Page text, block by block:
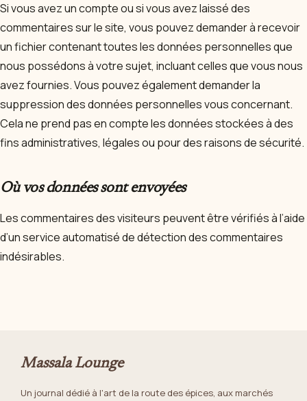
Si vous avez un compte ou si vous avez laissé des
commentaires sur le site, vous pouvez demander à recevoir
un fichier contenant toutes les données personnelles que
nous possédons à votre sujet, incluant celles que vous nous
avez fournies. Vous pouvez également demander la
suppression des données personnelles vous concernant.
Cela ne prend pas en compte les données stockées à des
fins administratives, légales ou pour des raisons de sécurité.
Où vos données sont envoyées
Les commentaires des visiteurs peuvent être vérifiés à l’aide
d’un service automatisé de détection des commentaires
indésirables.
Massala Lounge
Un journal dédié à l'art de la route des épices, aux marchés